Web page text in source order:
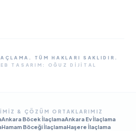
TÜM HAKLARI SAKLIDIR.
TASARIM:
OĞUZ DIJITAL
& ÇÖZÜM ORTAKLARIMIZ
Ankara Böcek İlaçlamaAnkara Ev İlaçlama
Hamam Böceği İlaçlamaHaşere İlaçlama